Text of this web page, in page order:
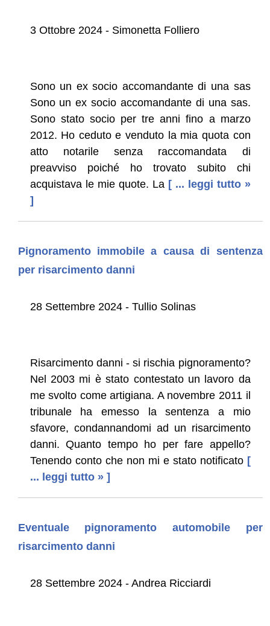
3 Ottobre 2024 - Simonetta Folliero
Sono un ex socio accomandante di una sas
Sono un ex socio accomandante di una sas.
Sono stato socio per tre anni fino a marzo
2012. Ho ceduto e venduto la mia quota con
atto notarile senza raccomandata di
preavviso poiché ho trovato subito chi
acquistava le mie quote. La [ ... leggi tutto »
]
Pignoramento immobile a causa di sentenza
per risarcimento danni
28 Settembre 2024 - Tullio Solinas
Risarcimento danni - si rischia pignoramento?
Nel 2003 mi è stato contestato un lavoro da
me svolto come artigiana. A novembre 2011 il
tribunale ha emesso la sentenza a mio
sfavore, condannandomi ad un risarcimento
danni. Quanto tempo ho per fare appello?
Tenendo conto che non mi e stato notificato [
... leggi tutto » ]
Eventuale pignoramento automobile per
risarcimento danni
28 Settembre 2024 - Andrea Ricciardi